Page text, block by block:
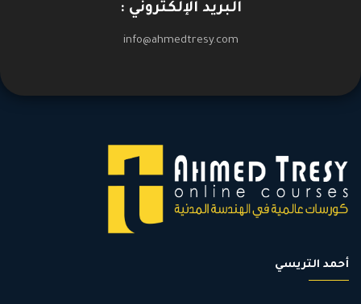
البريد الإلكتروني :
info@ahmedtresy.com
أحمد التريسي